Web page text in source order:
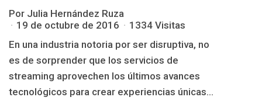
Por Julia Hernández Ruza
19 de octubre de 2016
1334 Visitas
En una industria notoria por ser disruptiva, no
es de sorprender que los servicios de
streaming aprovechen los últimos avances
tecnológicos para crear experiencias únicas...